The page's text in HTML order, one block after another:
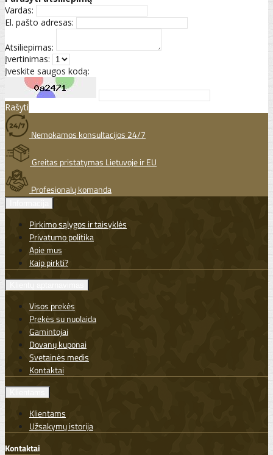
Vardas:
El. pašto adresas:
Atsiliepimas:
Įvertinimas:
Įveskite saugos kodą:
Rašyti
Nemokamos konsultacijos 24/7
Greitas pristatymas Lietuvoje ir EU
Profesionalų komanda
Pirkimo sąlygos ir taisyklės
Privatumo politika
Apie mus
Kaip pirkti?
Visos prekės
Prekės su nuolaida
Gamintojai
Dovanų kuponai
Svetainės medis
Kontaktai
Klientams
Užsakymų istorija
Kontaktai